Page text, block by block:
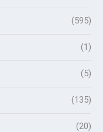
(595)
(1)
(5)
(135)
(20)